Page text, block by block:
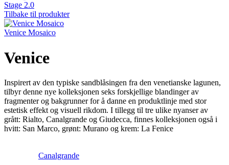
Stage 2.0
Tilbake til produkter
Venice Mosaico
Venice
Inspirert av den typiske sandblåsingen fra den venetianske lagunen,
tilbyr denne nye kolleksjonen seks forskjellige blandinger av
fragmenter og bakgrunner for å danne en produktlinje med stor
estetisk effekt og visuell rikdom. I tillegg til tre ulike nyanser av
grått: Rialto, Canalgrande og Giudecca, finnes kolleksjonen også i
hvitt: San Marco, grønt: Murano og krem: La Fenice
Canalgrande